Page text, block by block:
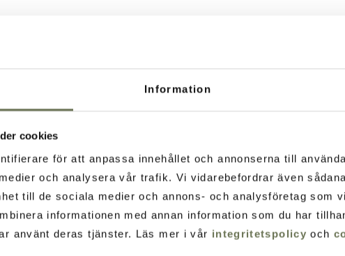
Information
cookies
för att anpassa innehållet och annonserna till
och analysera vår trafik. Vi vidarebefordrar även
till de sociala medier och annons- och analysföretag som
informationen med annan information som du har
använt deras tjänster. Läs mer i vår integritetspolicy och